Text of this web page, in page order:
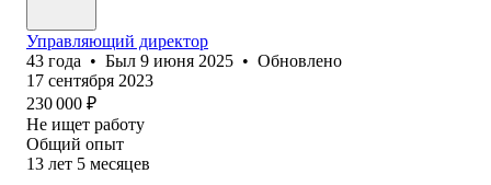
Управляющий директор
43 года • Был 9 июня 2025 • Обновлено
17 сентября 2023
230 000 ₽
Не ищет работу
Общий опыт
13 лет 5 месяцев